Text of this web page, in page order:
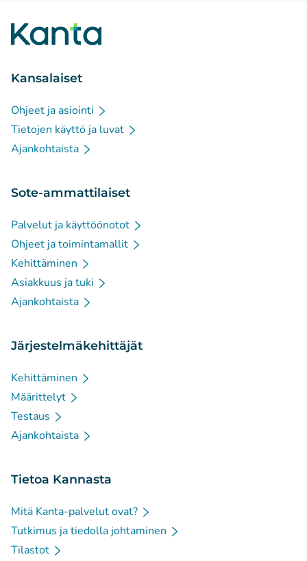
Kansalaiset
Ohjeet ja asiointi
Tietojen käyttö ja luvat
Ajankohtaista
Sote-ammattilaiset
Palvelut ja käyttöönotot
Ohjeet ja toimintamallit
Kehittäminen
Asiakkuus ja tuki
Ajankohtaista
Järjestelmäkehittäjät
Kehittäminen
Määrittelyt
Testaus
Ajankohtaista
Tietoa Kannasta
Mitä Kanta-palvelut ovat?
Tutkimus ja tiedolla johtaminen
Tilastot